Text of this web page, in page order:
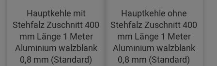
Hauptkehle mit
Stehfalz Zuschnitt 400
mm Länge 1 Meter
Aluminium walzblank
0,8 mm (Standard)
Hauptkehle ohne
Stehfalz Zuschnitt 400
mm Länge 1 Meter
Aluminium walzblank
0,8 mm (Standard)